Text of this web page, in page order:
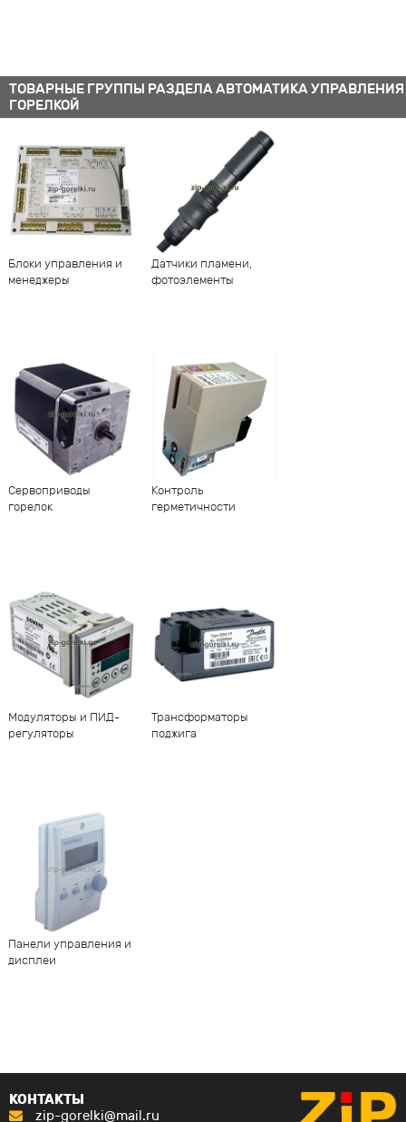
ТОВАРНЫЕ ГРУППЫ РАЗДЕЛА АВТОМАТИКА УПРАВЛЕНИЯ
ГОРЕЛКОЙ
Блоки управления и
менеджеры
Датчики пламени,
фотоэлементы
Сервоприводы
горелок
Контроль
герметичности
Модуляторы и ПИД-
регуляторы
Трансформаторы
поджига
Панели управления и
дисплеи
КОНТАКТЫ
zip-gorelki@mail.ru